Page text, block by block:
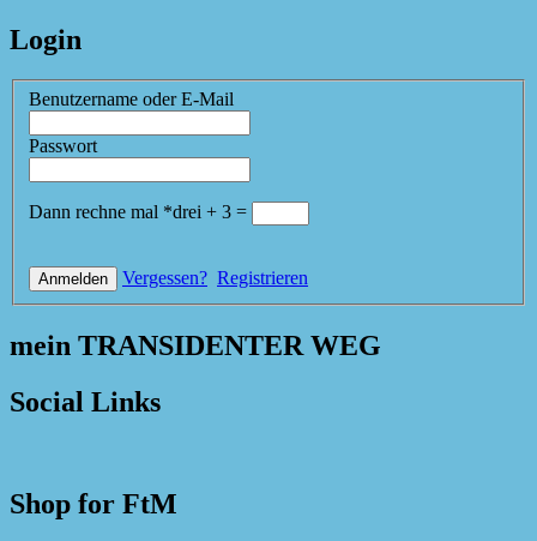
Login
Benutzername oder E-Mail
Passwort
Dann rechne mal *drei + 3 =
Vergessen? Registrieren
mein TRANSIDENTER WEG
Social Links
Shop for FtM